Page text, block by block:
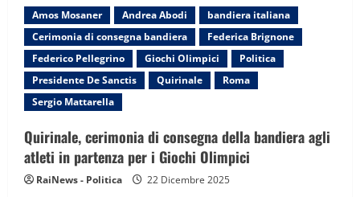
cerimonia
di
consegna
della
bandiera
agli
atleti
in
Giochi
Olimpici
Amos Mosaner Andrea Abodi
bandiera italiana
Cerimonia di consegna bandiera
Federica Brignone
Federico Pellegrino
Giochi Olimpici
Politica
Presidente De Sanctis
Quirinale
Roma
Sergio Mattarella
Quirinale, cerimonia di consegna della bandiera agli
atleti in partenza per i Giochi Olimpici
RaiNews - Politica 22 Dicembre 2025